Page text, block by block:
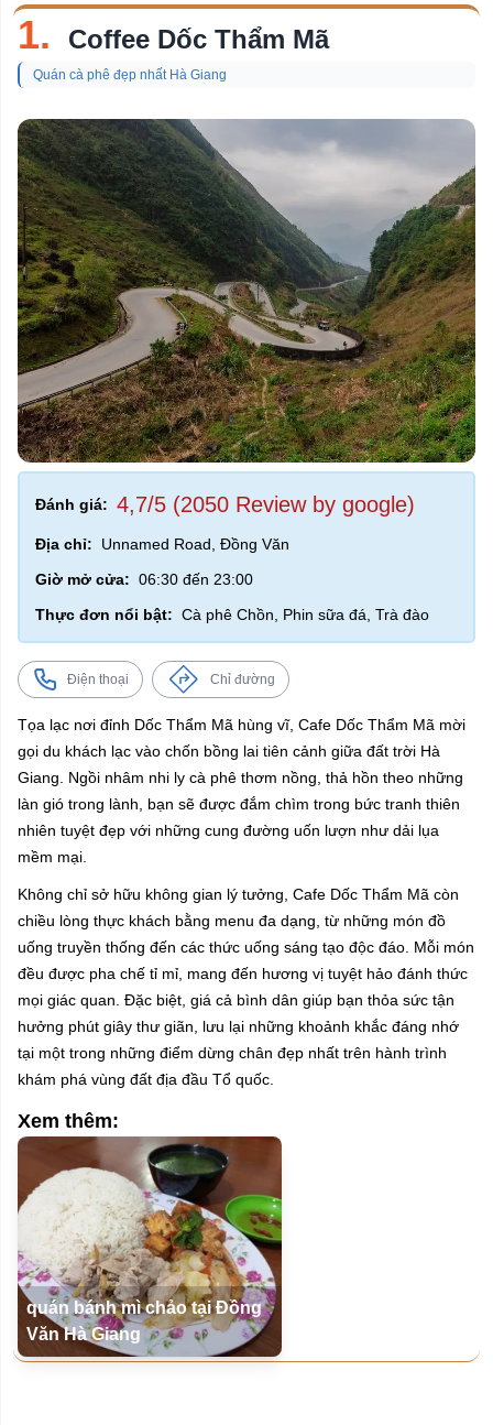
1. Coffee Dốc Thẩm Mã
Quán cà phê đẹp nhất Hà Giang
Đánh giá: 4,7/5 (2050 Review by google)
Địa chỉ:
Unnamed Road, Đồng Văn
Giờ mở cửa: 06:30 đến 23:00
Thực đơn nổi bật: Cà phê Chồn, Phin sữa đá, Trà đào
Điện thoại Chỉ đường
Tọa lạc nơi đỉnh Dốc Thẩm Mã hùng vĩ, Cafe Dốc Thẩm Mã mời
gọi du khách lạc vào chốn bồng lai tiên cảnh giữa đất trời Hà
Giang. Ngồi nhâm nhi ly cà phê thơm nồng, thả hồn theo những
làn gió trong lành, bạn sẽ được đắm chìm trong bức tranh thiên
nhiên tuyệt đẹp với những cung đường uốn lượn như dải lụa
mềm mại.
Không chỉ sở hữu không gian lý tưởng, Cafe Dốc Thẩm Mã còn
chiều lòng thực khách bằng menu đa dạng, từ những món đồ
uống truyền thống đến các thức uống sáng tạo độc đáo. Mỗi món
đều được pha chế tỉ mỉ, mang đến hương vị tuyệt hảo đánh thức
mọi giác quan. Đặc biệt, giá cả bình dân giúp bạn thỏa sức tận
hưởng phút giây thư giãn, lưu lại những khoảnh khắc đáng nhớ
tại một trong những điểm dừng chân đẹp nhất trên hành trình
khám phá vùng đất địa đầu Tổ quốc.
Xem thêm:
quán bánh mì chảo tại Đồng
Văn Hà Giang